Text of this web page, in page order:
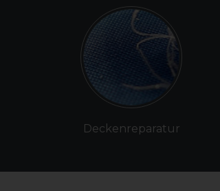
Deckenreparatur